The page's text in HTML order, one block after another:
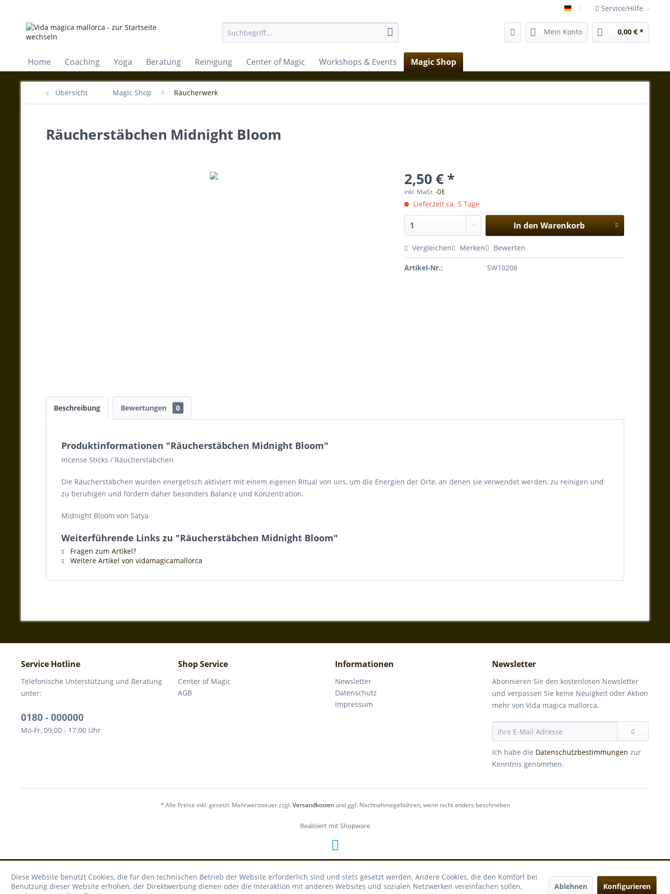
shop.vida-magica-
Service/Hilfe
Mein Konto 0,00 € *
Home Coaching Yoga Beratung Reinigung Center of Magic Workshops & Events Magic Shop
Übersicht Magic Shop Räucherwerk
Räucherstäbchen Midnight Bloom
2,50 € *
inkl. MwSt.-DE
Lieferzeit ca. 5 Tage
In den Warenkorb
Vergleichen Merken Bewerten
Artikel-Nr.: SW10208
Beschreibung Bewertungen 0
Produktinformationen "Räucherstäbchen Midnight Bloom"
Incense Sticks / Räucherstäbchen
Die Räucherstäbchen wurden energetisch aktiviert mit einem eigenen Ritual von uns, um die Energien der Orte, an denen sie verwendet werden, zu reinigen und
zu beruhigen und fördern daher besonders Balance und Konzentration.
Midnight Bloom von Satya
Weiterführende Links zu "Räucherstäbchen Midnight Bloom"
Fragen zum Artikel?
Weitere Artikel von vidamagicamallorca
Service Hotline
Telefonische Unterstützung und Beratung
unter:
0180 - 000000
Mo-Fr, 09:00 - 17:00 Uhr
Shop Service
Center of Magic
AGB
Informationen
Newsletter
Datenschutz
Impressum
Newsletter
Abonnieren Sie den kostenlosen Newsletter
und verpassen Sie keine Neuigkeit oder Aktion
mehr von Vida magica mallorca.
Ich habe die Datenschutzbestimmungen zur
Kenntnis genommen.
* Alle Preise inkl. gesetzl. Mehrwertsteuer zzgl.Versandkostenund ggf. Nachnahmegebühren, wenn nicht anders beschrieben
Realisiert mit Shopware
Diese Website benutzt Cookies, die für den technischen Betrieb der Website erforderlich sind und stets gesetzt werden. Andere Cookies, die den Komfort bei
Benutzung dieser Website erhöhen, der Direktwerbung dienen oder die Interaktion mit anderen Websites und sozialen Netzwerken vereinfachen sollen,
Ablehnen Konfigurieren